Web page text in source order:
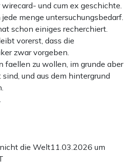
und cum ex geschichte.
menge untersuchungsbedarf.
schon einiges recherchiert.
vorerst, dass die
zwar vorgeben.
faellen zu wollen, im grunde aber
und aus dem hintergrund
die Welt11.03.2026 um